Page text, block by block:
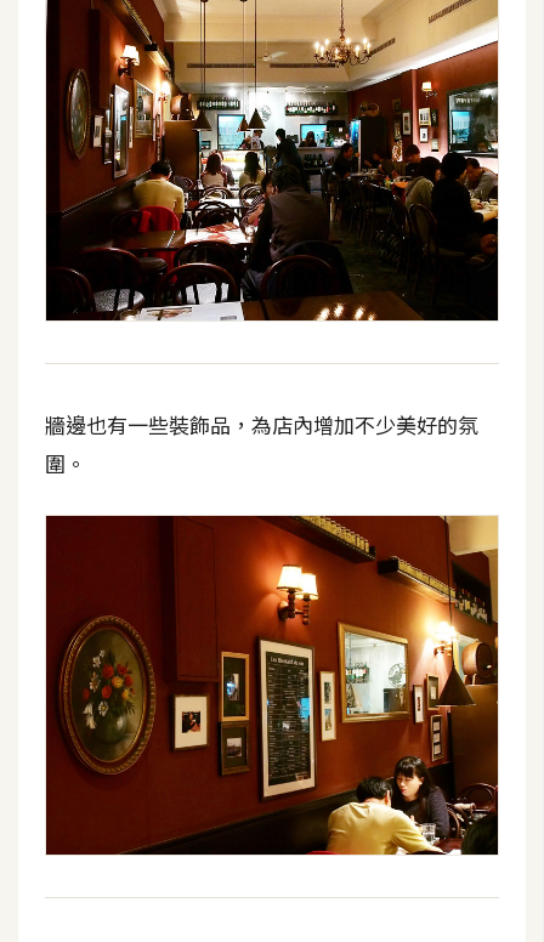
作
提
案
牆邊也有一些裝飾品，為店內增加不少美好的氛
圍。